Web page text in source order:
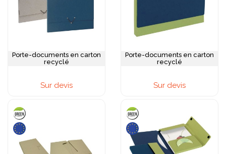
Porte-documents en carton
recyclé
Sur devis
Porte-documents en carton
recyclé
Sur devis